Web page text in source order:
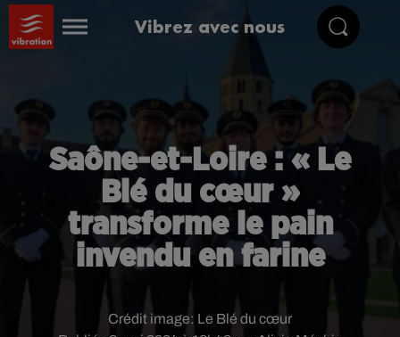
Vibrez avec nous
Saône-et-Loire : « Le
Blé du cœur »
transforme le pain
invendu en farine
Crédit image: Le Blé du cœur